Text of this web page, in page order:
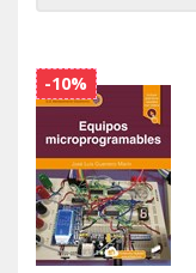
-10%